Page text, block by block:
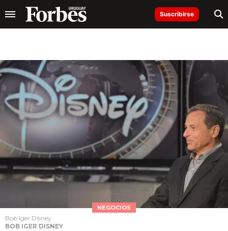
Suscribirse
NEGOCIOS
Bob Iger Disney
BOB IGER DISNEY